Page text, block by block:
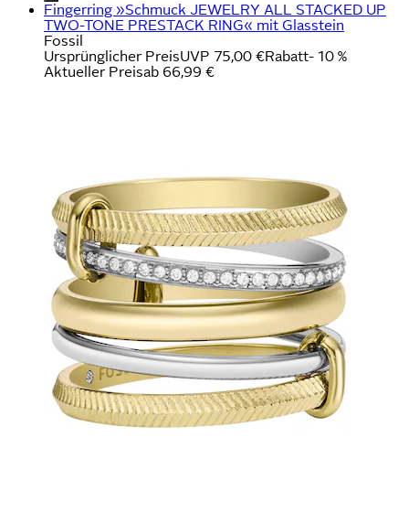
Fingerring »Schmuck JEWELRY ALL STACKED UP
TWO-TONE PRESTACK RING« mit Glasstein
Fossil
Ursprünglicher PreisUVP 75,00 €Rabatt- 10 %
Aktueller Preisab 66,99 €